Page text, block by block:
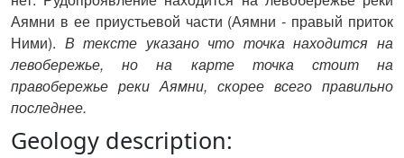
Аямни в ее приустьевой части (Аямни - правый приток
Ними). В тексте указано что точка находится на
левобережье, но на карте точка стоит на
правобережье реки Аямни, скорее всего правильно
последнее.
Geology description: